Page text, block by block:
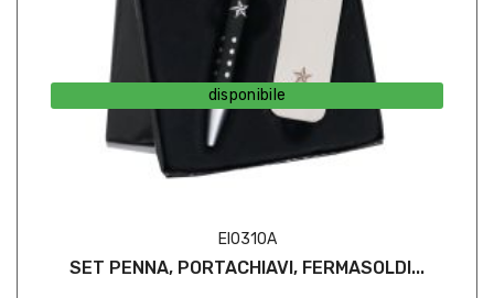
disponibile
EI0310A
SET PENNA, PORTACHIAVI, FERMASOLDI...